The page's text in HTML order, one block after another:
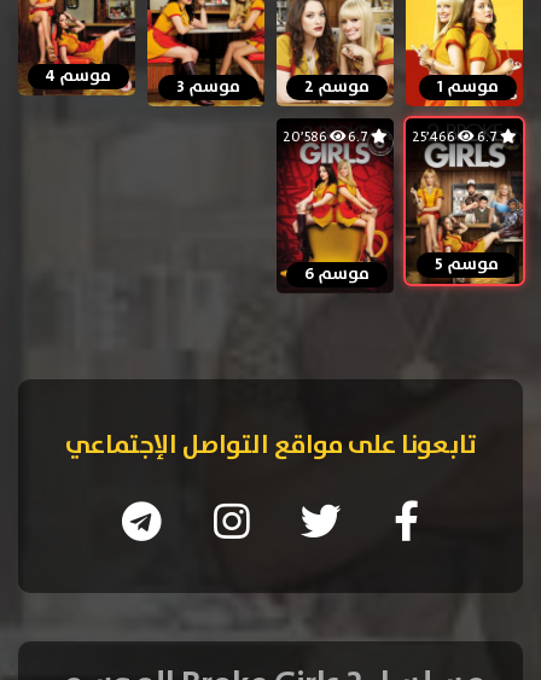
موسم 1 موسم 2 موسم 3 موسم 4
6.7 25٬466
موسم 5
6.7 20٬586
موسم 6
تابعونا على مواقع التواصل الإجتماعي